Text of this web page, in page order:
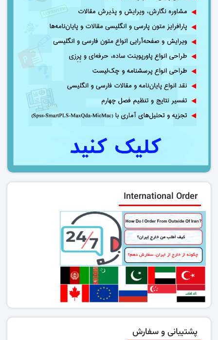
International Order
پشتیبانی و سفارش